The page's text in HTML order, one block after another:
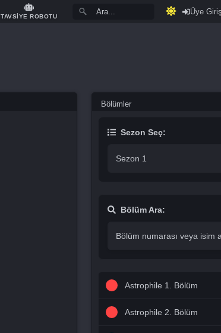
TAVSİYE ROBOTU
Üye
Bölümler
Sezon Seç:
Sezon 1
Bölüm Ara:
Astrophile 1. Bölüm
Astrophile 2. Bölüm